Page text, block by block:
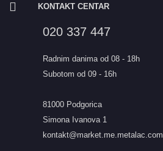
KONTAKT CENTAR
020 337 447
Radnim danima od 08 - 18h
Subotom od 09 - 16h
81000 Podgorica
Simona Ivanova 1
kontakt@market.me.metalac.com